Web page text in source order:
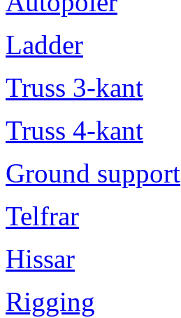
Ladder
Truss 3-kant
Truss 4-kant
Ground support
Telfrar
Hissar
Rigging